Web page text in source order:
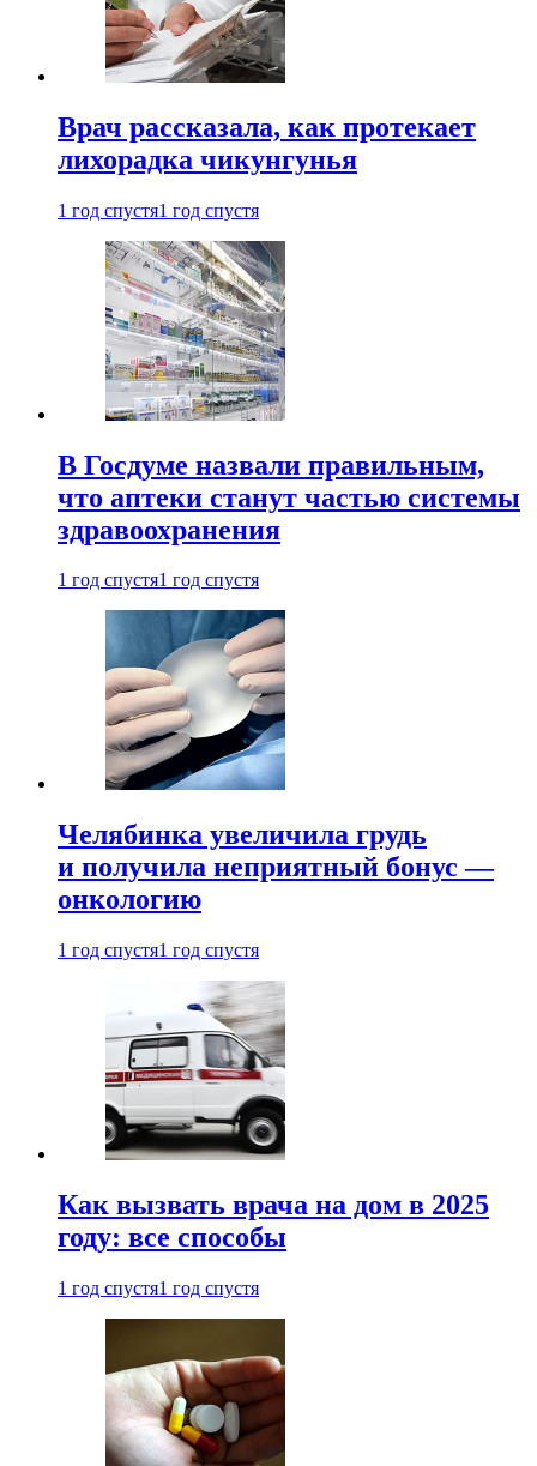
Врач рассказала, как протекает
лихорадка чикунгунья
1 год спустя1 год спустя
В Госдуме назвали правильным,
что аптеки станут частью системы
здравоохранения
1 год спустя1 год спустя
Челябинка увеличила грудь
и получила неприятный бонус —
онкологию
1 год спустя1 год спустя
Как вызвать врача на дом в 2025
году: все способы
1 год спустя1 год спустя